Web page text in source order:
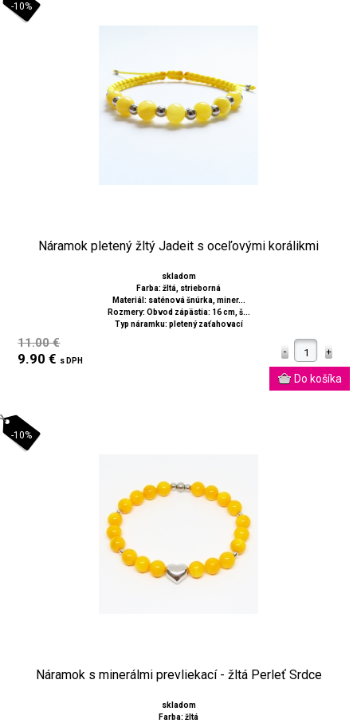
-10%
Náramok pletený žltý Jadeit s oceľovými korálikmi
skladom
Farba: žltá, strieborná
Materiál: saténová šnúrka, miner...
Rozmery: Obvod zápästia: 16 cm, š...
Typ náramku: pletený zaťahovací
11.00 €
9.90 € s DPH
-10%
Náramok s minerálmi prevliekací - žltá Perleť Srdce
skladom
Farba: žltá